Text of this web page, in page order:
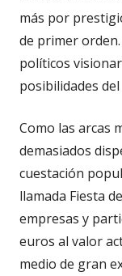
más por
de primer
políticos
posibilidades
Como las arcas
demasiados
cuestación
llamada Fiesta
empresas y
euros al valor
medio de gran